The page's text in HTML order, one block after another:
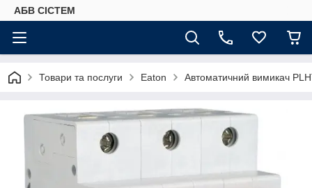
АБВ СІСТЕМ
Товари та послуги Eaton Автоматичний вимикач